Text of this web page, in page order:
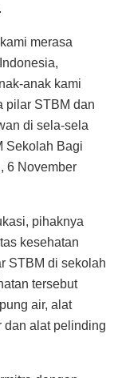
merasa
anak kami
pilar STBM dan
di sela-sela
Sekolah Bagi
6 November
pihaknya
kesehatan
STBM di sekolah
tersebut
air, alat
dan alat pelinding